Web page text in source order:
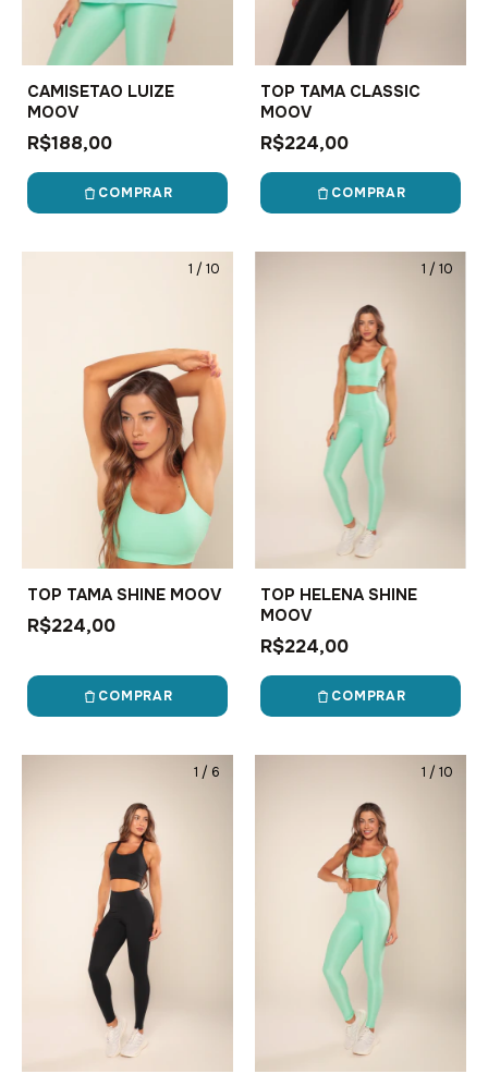
CAMISETAO LUIZE
MOOV
R$188,00
COMPRAR
TOP TAMA CLASSIC
MOOV
R$224,00
COMPRAR
1 / 10
TOP TAMA SHINE MOOV
R$224,00
COMPRAR
1 / 10
TOP HELENA SHINE
MOOV
R$224,00
COMPRAR
1 / 6 1 / 10